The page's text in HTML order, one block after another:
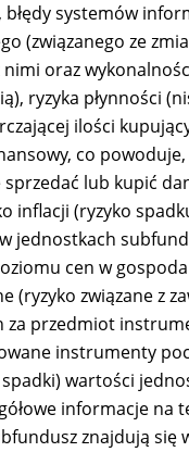
systemów
(związanego ze
oraz
ryzyka płynności
ilości
co powoduje,
lub kupić
inflacji (ryzyko
jednostkach
cen w
(ryzyko związane z
za przedmiot
instrumenty
wartości
informacje na
znajdują się